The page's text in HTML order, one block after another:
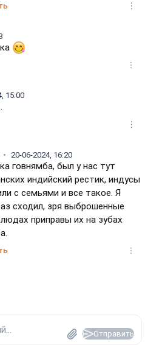
15:00
20-06-2024, 16:20
говнямба, был у нас тут
индийский рестик, индусы
с семьями и все такое. Я
сходил, зря выброшенные
приправы их на зубах
Отправить